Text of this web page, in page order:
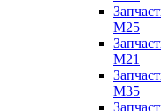
M25
M21
M35